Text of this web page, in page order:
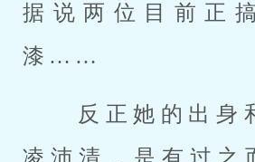
据说两位目前正
漆……